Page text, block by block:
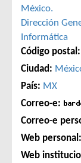
México.
Dirección
Informática
Código postal:
Ciudad:
País: MX
Correo-e:
Correo-e
Web personal:
Web